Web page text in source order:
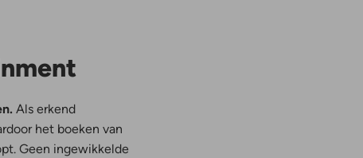
Als erkend
het boeken van
Geen ingewikkelde